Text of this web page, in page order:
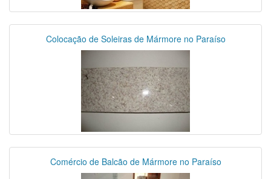
Colocação de Soleiras de Mármore no Paraíso
Comércio de Balcão de Mármore no Paraíso